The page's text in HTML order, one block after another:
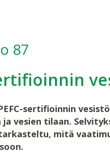
87
sertifioinnin
vesien tilaan.
mitä